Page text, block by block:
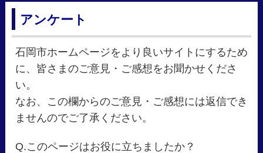
アンケート
石岡市ホームページをより良いサイトにするため
に、皆さまのご意見・ご感想をお聞かせくださ
い。
なお、この欄からのご意見・ご感想には返信でき
ませんのでご了承ください。
Q.このページはお役に立ちましたか？